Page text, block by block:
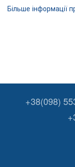
Більше інформації
+38(098)